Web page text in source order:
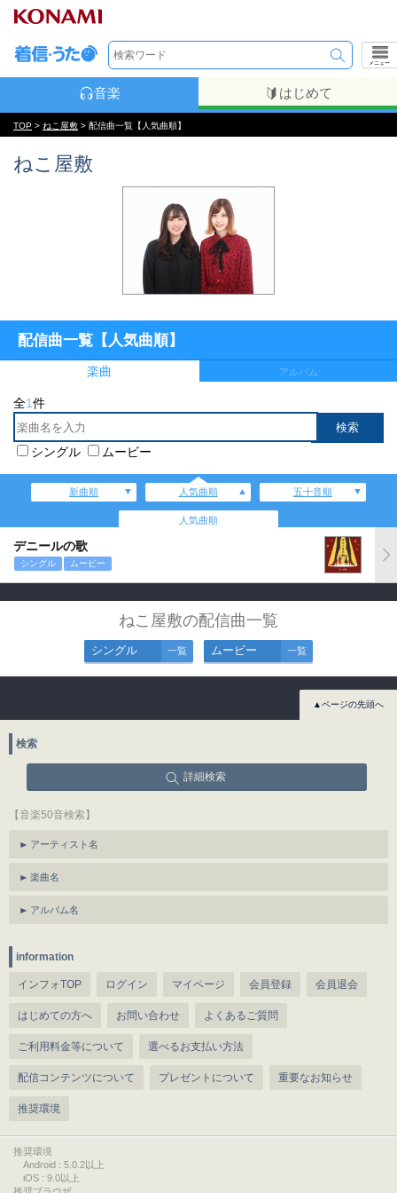
メニュー
音楽 はじめて
TOP > ねこ屋敷 > 配信曲一覧【人気曲順】
ねこ屋敷
配信曲一覧【人気曲順】
楽曲 アルバム
全1件
シングル ムービー
新曲順 人気曲順 五十音順
人気曲順
デニールの歌
シングル ムービー
ねこ屋敷の配信曲一覧
シングル 一覧 ムービー 一覧
▲ページの先頭へ
検索
詳細検索
【音楽50音検索】
アーティスト名
楽曲名
アルバム名
information
インフォTOP ログイン マイページ 会員登録 会員退会
はじめての方へ お問い合わせ よくあるご質問
ご利用料金等について 選べるお支払い方法
配信コンテンツについて プレゼントについて 重要なお知らせ
推奨環境
推奨環境
Android : 5.0.2以上
iOS : 9.0以上